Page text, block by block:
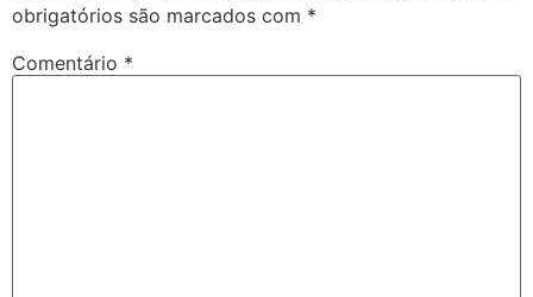
obrigatórios são marcados com *
Comentário *